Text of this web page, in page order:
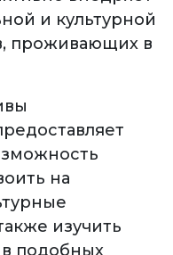
и культурной
проживающих в
на
изучить
в подобных